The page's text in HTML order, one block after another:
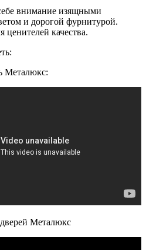
внимание изящными
и дорогой фурнитурой.
качества.
Металюкс:
Металюкс